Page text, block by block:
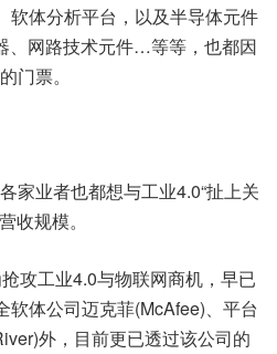
软体分析平台，以及半导体元件
、网路技术元件…等等，也都因
门票。
家业者也都想与工业4.0“扯上关
收规模。
攻工业4.0与物联网商机，早已
软体公司迈克菲(McAfee)、平台
外，目前更已透过该公司的